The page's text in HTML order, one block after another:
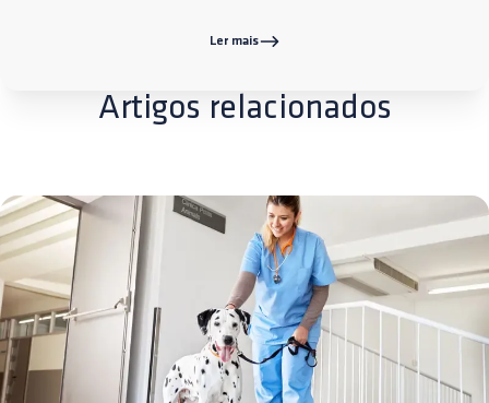
Ler mais
Artigos relacionados